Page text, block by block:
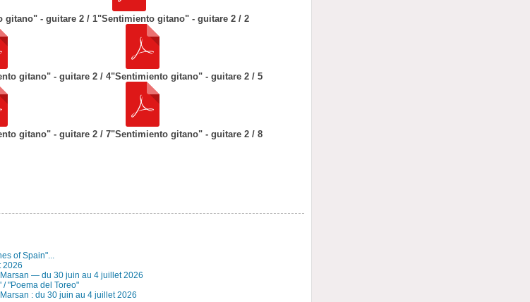
gitano" - guitare 2 / 1"Sentimiento gitano" - guitare 2 / 2
gitano" - guitare 2 / 4"Sentimiento gitano" - guitare 2 / 5
gitano" - guitare 2 / 7"Sentimiento gitano" - guitare 2 / 8
of Spain"...
2026
— du 30 juin au 4 juillet 2026
"Poema del Toreo"
: du 30 juin au 4 juillet 2026